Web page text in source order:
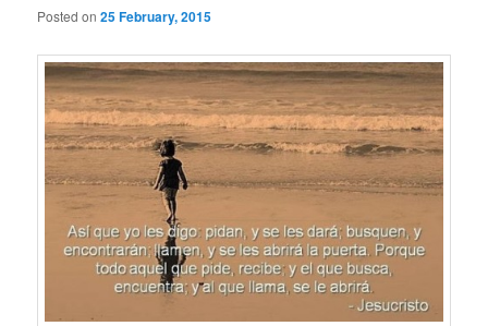
Posted on25 February, 2015